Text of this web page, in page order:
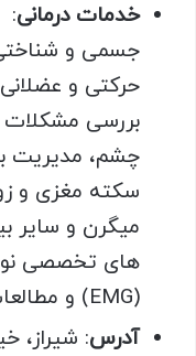
خدمات درمانی:
جسمی و
حرکتی و
بررسی
چشم، مدیریت
سکته مغزی و
میگرن و سایر
(EMG) و مطالعات هدایت عصبی (NCS).
آدرس: شیراز،